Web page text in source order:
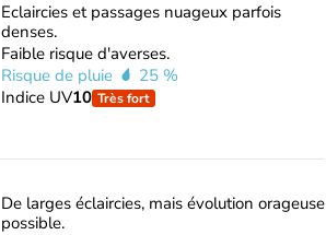
Eclaircies et passages nuageux parfois
denses.
Faible risque d'averses.
Risque de pluie
25 %
Indice UV10 Très fort
De larges éclaircies, mais évolution orageuse
possible.